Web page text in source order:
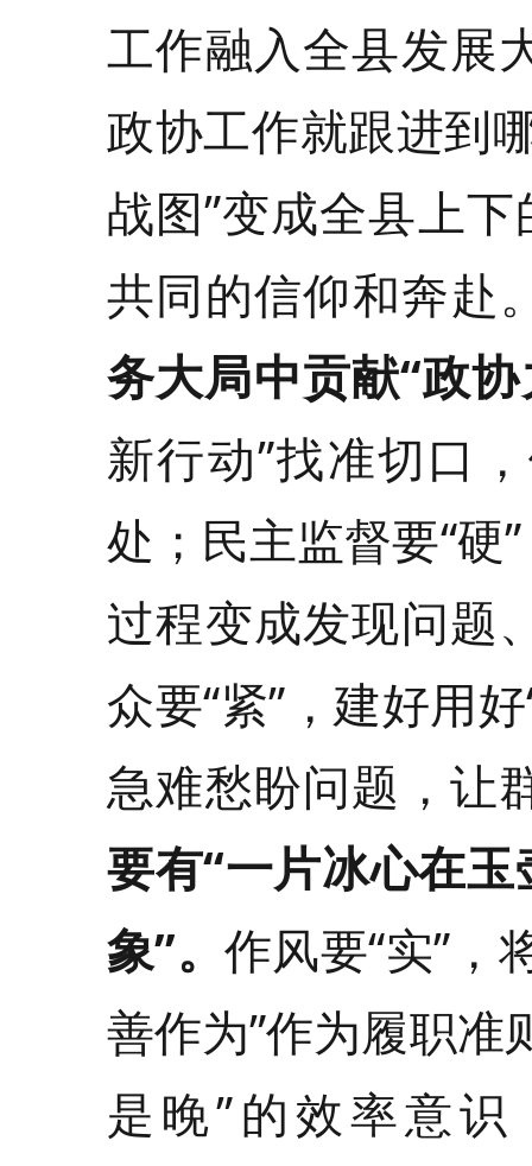
工作融入全县发展
政协工作就跟进到
战图”变成全县上
共同的信仰和奔赴
务大局中贡献“政
新行动”找准切口
处；民主监督要“硬
过程变成发现问题
众要“紧”，建好用
急难愁盼问题，让
要有“一片冰心在玉
象”。作风要“实”，
善作为”作为履职准
是晚”的效率意